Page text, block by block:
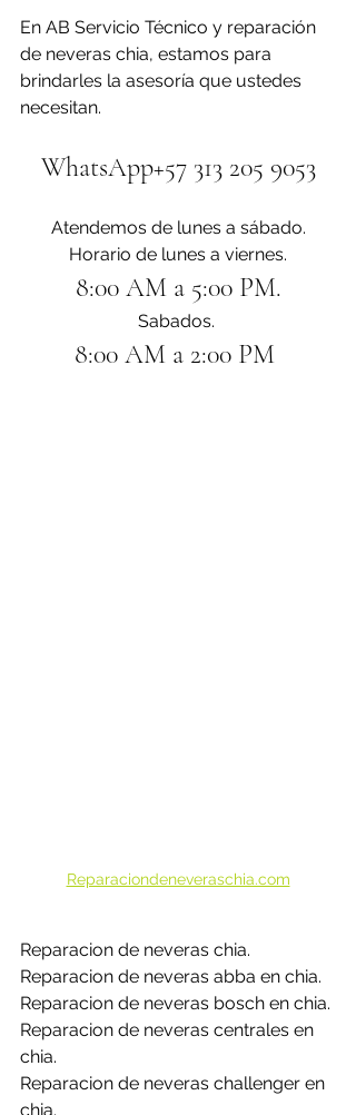
En AB Servicio Técnico y reparación
de neveras chia, estamos para
brindarles la asesoría que ustedes
necesitan.
WhatsApp+57 313 205 9053
Atendemos de lunes a sábado.
Horario de lunes a viernes.
8:00 AM a 5:00 PM.
Sabados.
8:00 AM a 2:00 PM
Reparaciondeneveraschia.com
Reparacion de neveras chia.
Reparacion de neveras abba en chia.
Reparacion de neveras bosch en chia.
Reparacion de neveras centrales en
chia.
Reparacion de neveras challenger en
chia.